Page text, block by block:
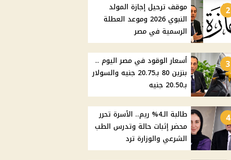
2
موقف ترحيل إجازة المولد
النبوي 2026 وموعد العطلة
الرسمية في مصر
3
أسعار الوقود في مصر اليوم ..
بنزين 80 بـ20.75 جنيه والسولار
بـ20.50 جنيه
4
طالبة الـ4% ريم.. الأسرة تحرر
محضر إثبات حالة وتدرس الطب
الشرعي والوزارة ترد